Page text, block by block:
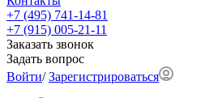
+7 (495) 741-14-81
+7 (915) 005-21-11
Заказать звонок
Задать вопрос
Войти/Зарегистрироваться